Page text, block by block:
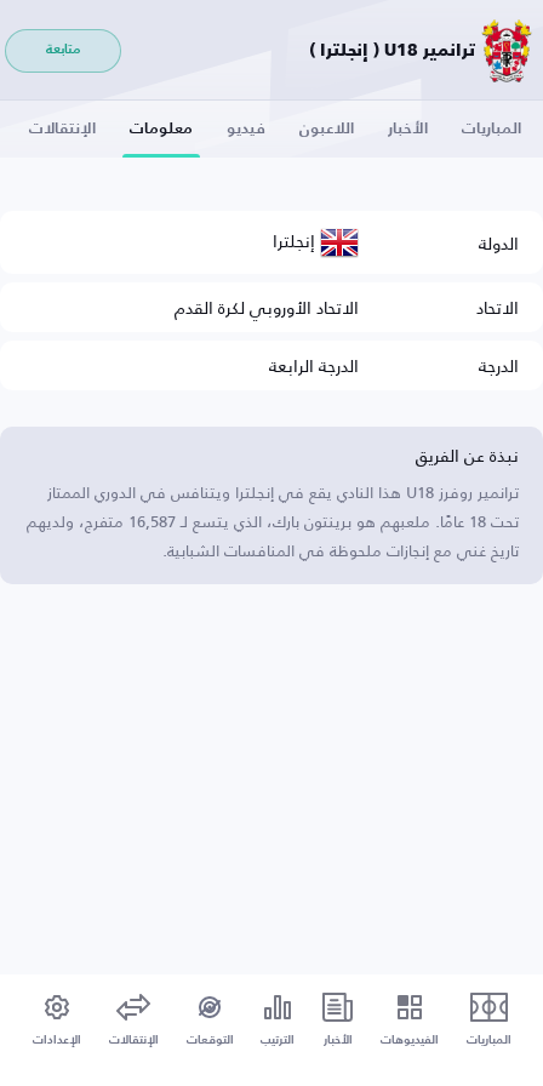
ترانمير U18 ( إنجلترا ) متابعة
المباريات الأخبار اللاعبون فيديو معلومات الإنتقالات
الدولة إنجلترا
الاتحاد
الاتحاد الأوروبي لكرة القدم
الدرجة
الدرجة الرابعة
نبذة عن الفريق
ترانمير روفرز U18 هذا النادي يقع في إنجلترا ويتنافس في الدوري الممتاز
تحت 18 عامًا. ملعبهم هو برينتون بارك، الذي يتسع لـ 16,587 متفرج، ولديهم
تاريخ غني مع إنجازات ملحوظة في المنافسات الشبابية.
المباريات الفيديوهات الأخبار الترتيب التوقعات الإنتقالات الإعدادات